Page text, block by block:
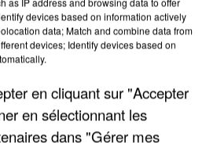
devices based on information actively
data; Match and combine data from
devices; Identify devices based on
en cliquant sur "Accepter
en sélectionnant les
dans "Gérer mes